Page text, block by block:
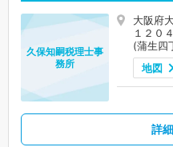
大阪府
１２０
(蒲生四
地図
久保知嗣税理士事
務所
詳